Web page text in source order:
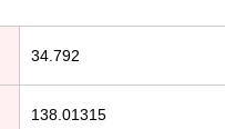
34.792
138.01315